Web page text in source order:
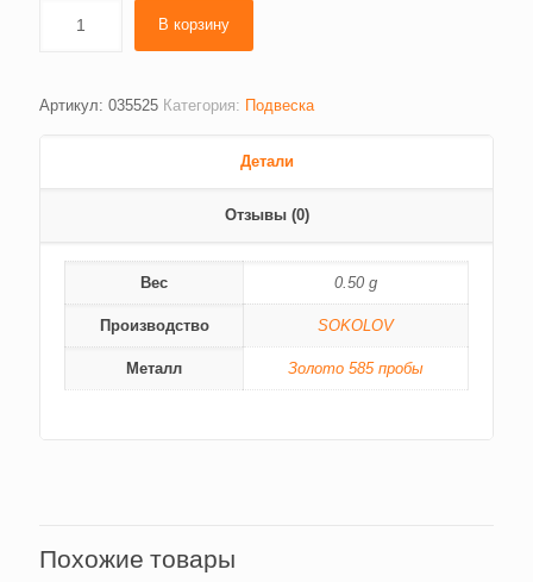
В корзину
Артикул: 035525 Категория: Подвеска
Детали
Отзывы (0)
Вес 0.50 g
Производство SOKOLOV
Металл Золото 585 пробы
Похожие товары